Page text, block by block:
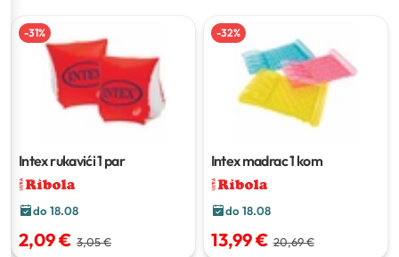
-31%
Intex rukavići1 par
do 18.08
2,09 € 3,05 €
-32%
Intex madrac1 kom
do 18.08
13,99 € 20,69 €